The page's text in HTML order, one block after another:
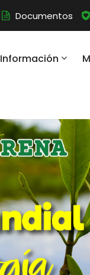
Documentos
Información